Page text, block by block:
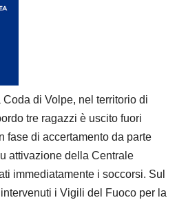
Coda di Volpe, nel territorio di
tre ragazzi è uscito fuori
fase di accertamento da parte
attivazione della Centrale
immediatamente i soccorsi. Sul
i Vigili del Fuoco per la